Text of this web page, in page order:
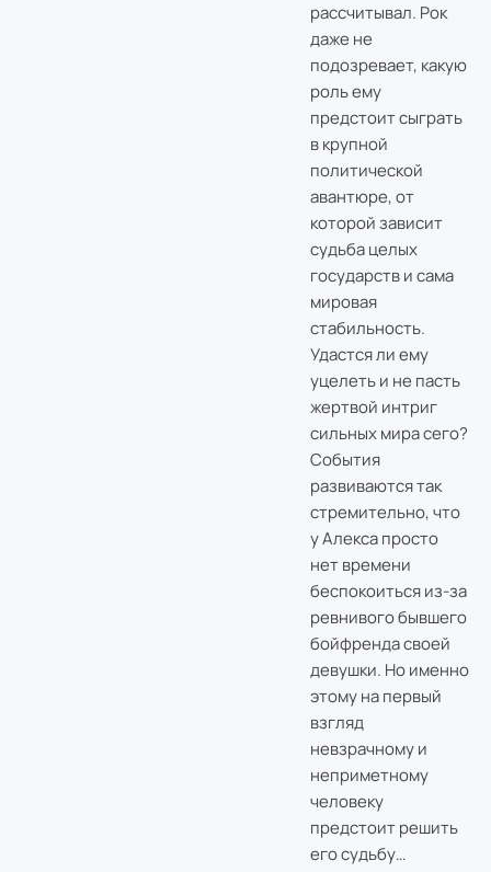
рассчитывал. Рок
даже не
подозревает, какую
роль ему
предстоит сыграть
в крупной
политической
авантюре, от
которой зависит
судьба целых
государств и сама
мировая
стабильность.
Удастся ли ему
уцелеть и не пасть
жертвой интриг
сильных мира сего?
События
развиваются так
стремительно, что
у Алекса просто
нет времени
беспокоиться из-за
ревнивого бывшего
бойфренда своей
девушки. Но именно
этому на первый
взгляд
невзрачному и
неприметному
человеку
предстоит решить
его судьбу…